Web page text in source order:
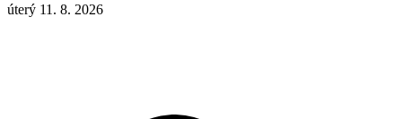
úterý 11. 8. 2026